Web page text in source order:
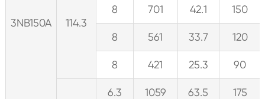
3NB150A 114.3
8 701 42.1 150
8 561 33.7 120
8 421 25.3 90
6.3 1059 63.5 175